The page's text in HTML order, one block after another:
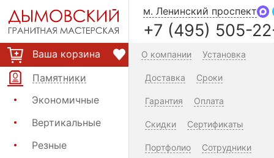
Ваша корзина
Памятники
Экономичные
Вертикальные
Резные
м. Ленинский проспект
+7 (495) 505-
О компании Установка
Доставка Сроки
Гарантия Оплата
Скидки Сертификаты
Портфолио Сотрудники